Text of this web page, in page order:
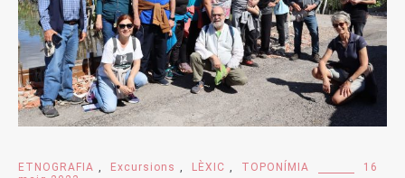
ETNOGRAFIA , Excursions , LÈXIC , TOPONÍMIA
16